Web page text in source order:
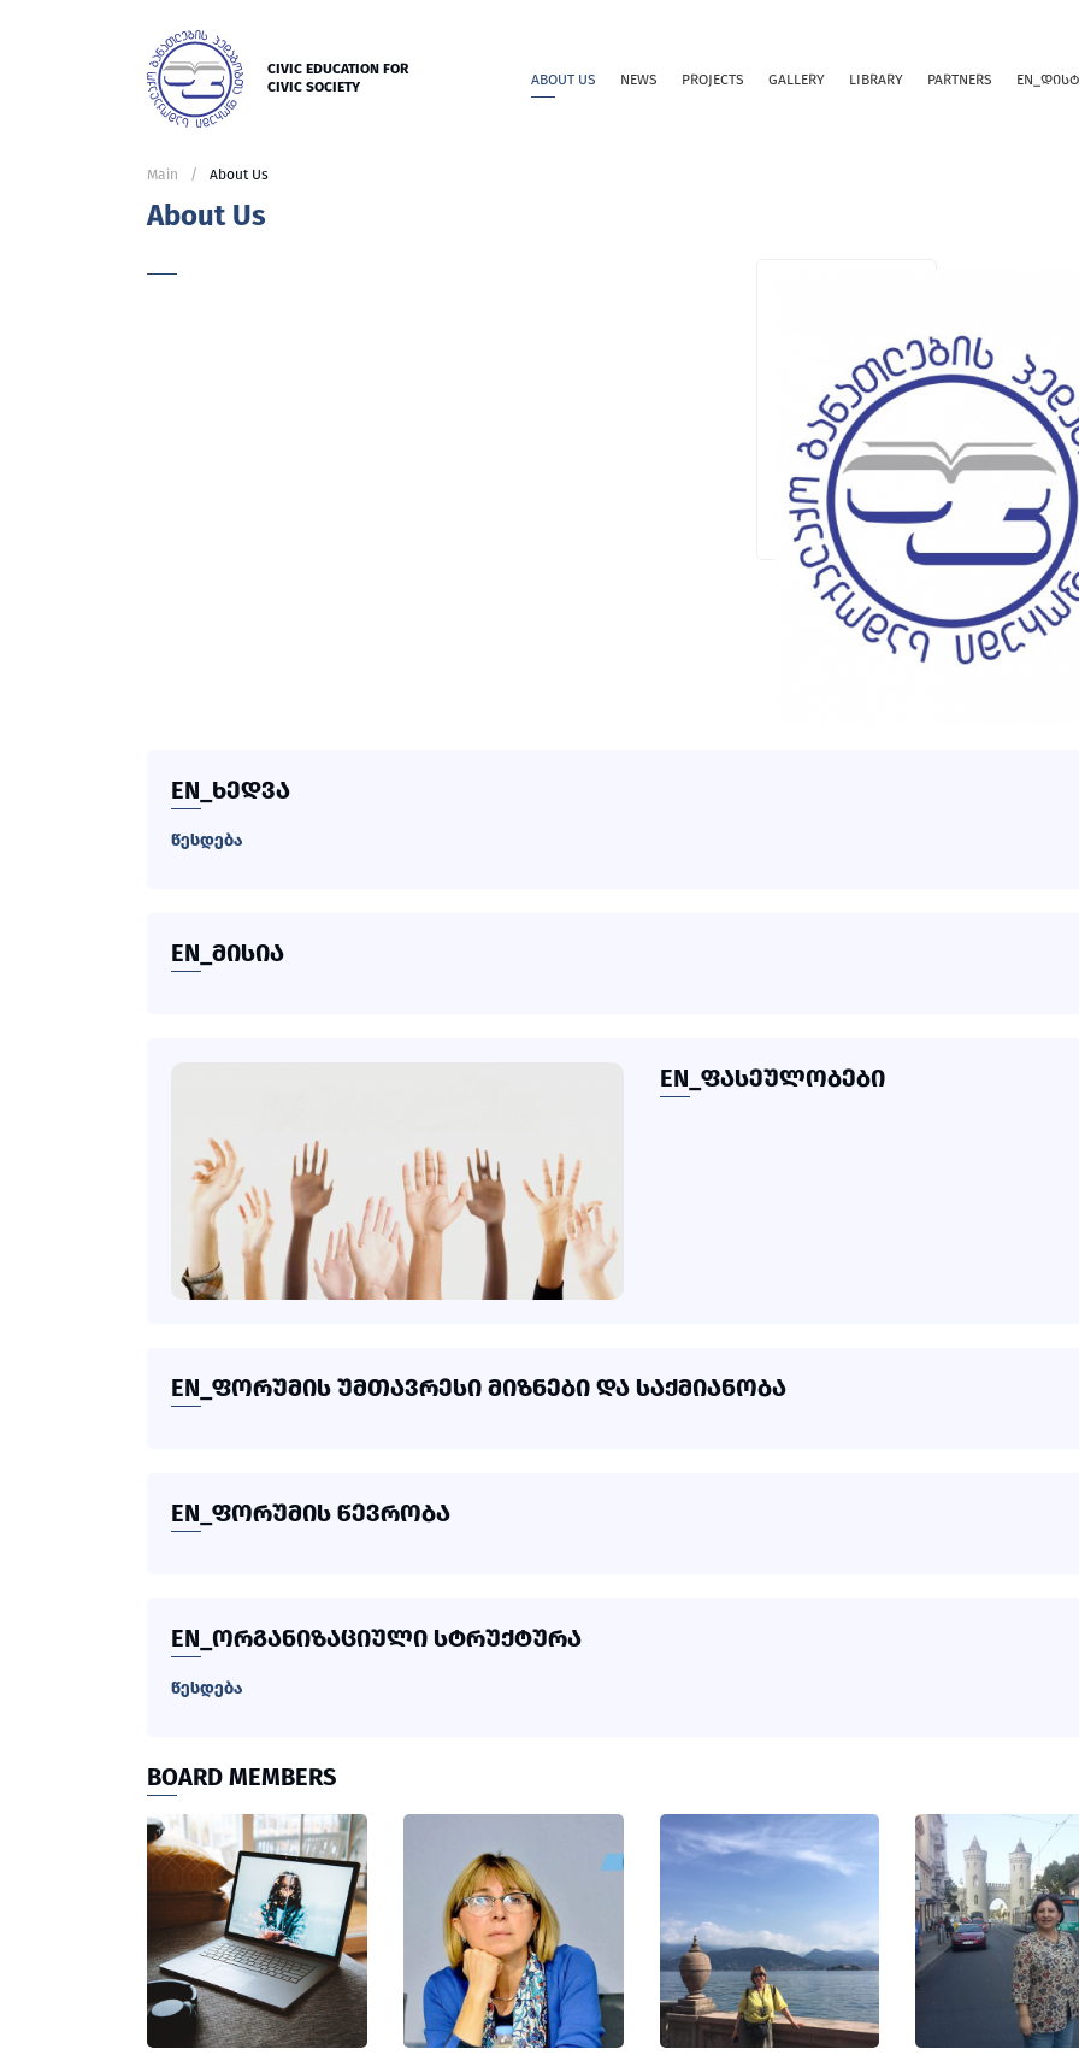
CIVIC EDUCATION FOR
CIVIC SOCIETY
ABOUT US NEWS PROJECTS GALLERY LIBRARY PARTNERS
Main About Us
About Us
EN_ᲮᲔᲓᲕᲐ
წესდება
EN_ᲛᲘᲡᲘᲐ
EN_ᲤᲐᲡᲔᲣᲚᲝᲑᲔᲑᲘ
EN_ᲤᲝᲠᲣᲛᲘᲡ ᲣᲛᲗᲐᲕᲠᲔᲡᲘ ᲛᲘᲖᲜᲔᲑᲘ ᲓᲐ ᲡᲐᲥᲛᲘᲐᲜᲝᲑᲐ
EN_ᲤᲝᲠᲣᲛᲘᲡ ᲬᲔᲕᲠᲝᲑᲐ
EN_ᲝᲠᲒᲐᲜᲘᲖᲐᲪᲘᲣᲚᲘ ᲡᲢᲠᲣᲥᲢᲣᲠᲐ
წესდება
BOARD MEMBERS